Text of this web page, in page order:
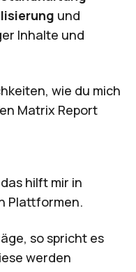
und
Inhalte und
wie du mich
Matrix Report
hilft mir in
Plattformen.
, so spricht es
werden